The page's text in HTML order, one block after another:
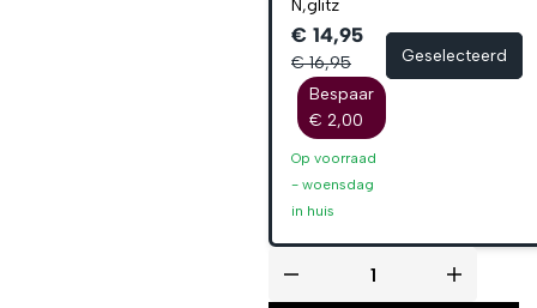
N,glitz
€ 14,95
€ 16,95
Bespaar
€ 2,00
Op voorraad
- woensdag
in huis
Geselecteerd